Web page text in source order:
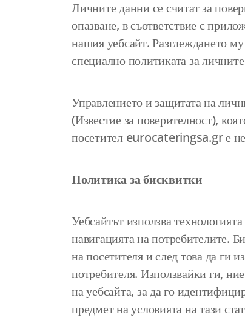
Личните данни се считат за
опазване, в съответствие с
нашия уебсайт. Разглеждането
специално политиката за
Управлението и защитата на
(Известие за поверителност),
посетител eurocateringsa.gr е не
Политика за бисквитки
Уебсайтът използва
навигацията на потребителите.
на посетителя и след това да ги
потребителя. Използвайки ги,
на уебсайта, за да го
предмет на условията на тази